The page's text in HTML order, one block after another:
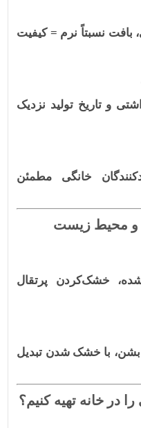
بافت نسبتاً نرم = کیفیت
و تاریخ تولید نزدیک
خانگی مطمئن
و محیط زیست
خشک‌کردن پرتقال
بشن، با خشک شدن تبدیل
در خانه تهیه کنیم؟